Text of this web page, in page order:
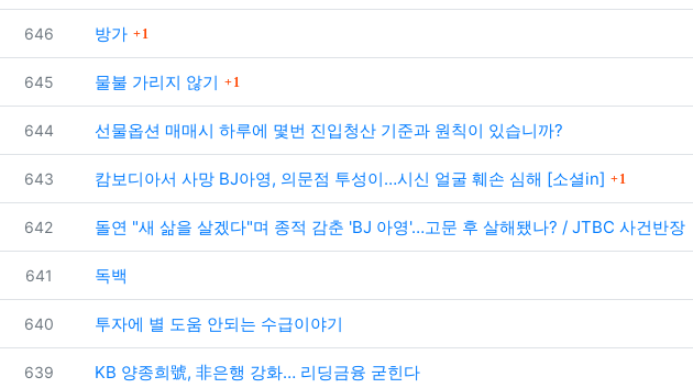
번호
646 방가 댓글
1
번호
645 물불 가리지 않기 댓글
1
번호
644 선물옵션 매매시 하루에 몇번 진입청산 기준과 원칙이 있습니까?
번호
643 캄보디아서 사망 BJ아영, 의문점 투성이…시신 얼굴 훼손 심해 [소셜in] 댓글
1
번호
642 돌연 "새 삶을 살겠다"며 종적 감춘 'BJ 아영'…고문 후 살해됐나? / JTBC 사건반장
번호
641 독백
번호
640 투자에 별 도움 안되는 수급이야기
번호
639 KB 양종희號, 非은행 강화… 리딩금융 굳힌다